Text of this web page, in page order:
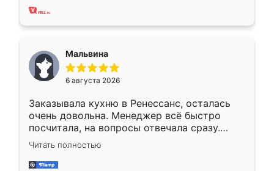
хорошее сборка достаточно быстрая,
меньше, здесь же он более разнообразный.
Мне нравится ,если что-то потребуется из
мебели буду заказывать только здесь.
Мальвина
6 августа 2026
Заказывала кухню в Ренессанс, осталась
очень довольна. Менеджер всё быстро
посчитала, на вопросы отвечала сразу.
Замерщик приехал в субботу, подошёл к
делу со всей ответственностью. Собрали
за день, ребята работали аккуратно, даже
Читать полностью